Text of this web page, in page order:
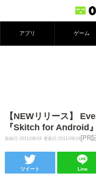
アプリ ゲーム
【NEWリリース】
『Skitch for Android
投稿日:2011/08/19 更新日:2011/08/19 [PR
ツイート Line